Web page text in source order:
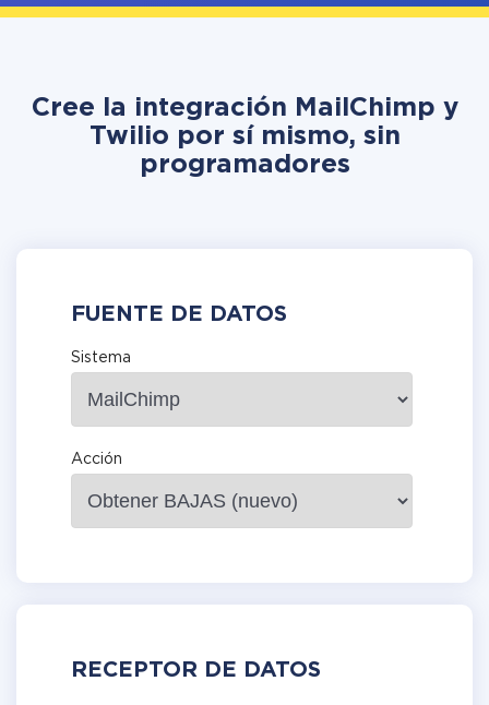
Cree la integración MailChimp y
Twilio por sí mismo, sin
programadores
FUENTE DE DATOS
Sistema
Acción
RECEPTOR DE DATOS